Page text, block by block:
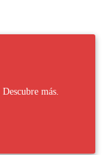
Descubre más.